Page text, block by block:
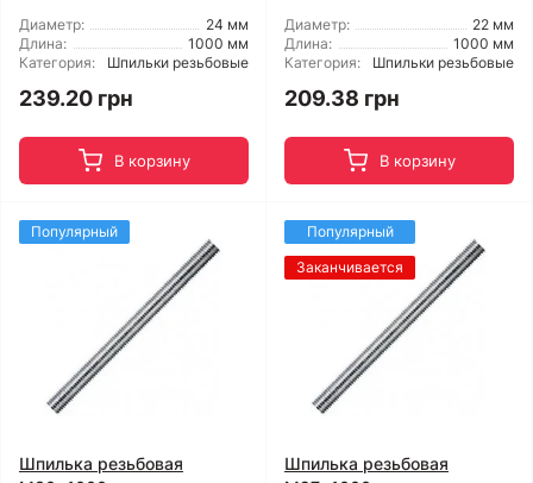
Диаметр:
24 мм
Длина:
1000 мм
Категория:
Шпильки резьбовые
239.20 грн
В корзину
Диаметр:
22 мм
Длина:
1000 мм
Категория:
Шпильки резьбовые
209.38 грн
В корзину
Популярный
Шпилька резьбовая
Популярный
Заканчивается
Шпилька резьбовая